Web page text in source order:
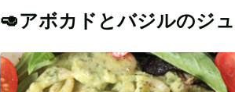
🥑アボカドとバジルのジ